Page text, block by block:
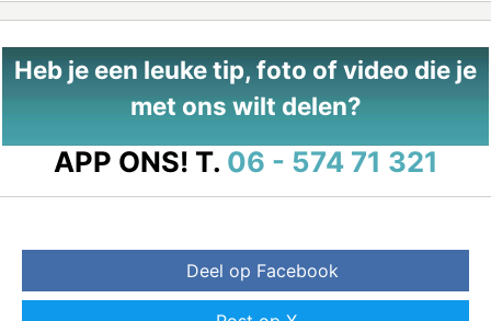
Heb je een leuke tip, foto of video die je
met ons wilt delen?
APP ONS! T. 06 - 574 71 321
Deel op Facebook